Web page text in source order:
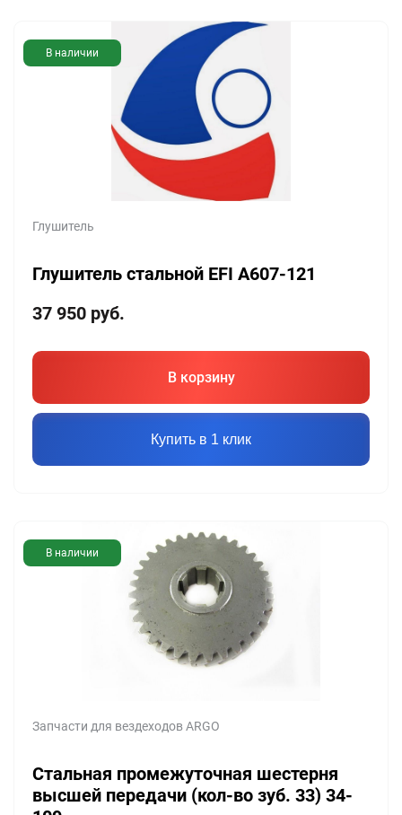
В наличии
Глушитель
Глушитель стальной EFI A607-121
37 950 руб.
В корзину
Купить в 1 клик
В наличии
Запчасти для вездеходов ARGO
Стальная промежуточная шестерня
высшей передачи (кол-во зуб. 33) 34-